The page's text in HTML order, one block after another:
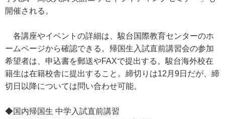
開催される。
各講座やイベントの詳細は、駿台国際教育センターのホ
ームページから確認できる。帰国生入試直前講習会の参加
希望者は、申込書を郵送やFAXで提出する。駿台海外校在
籍生は在籍校舎に提出すること。締切りは12月9日だが、締
切日以降については問い合わせ可能。
◆国内帰国生 中学入試直前講習